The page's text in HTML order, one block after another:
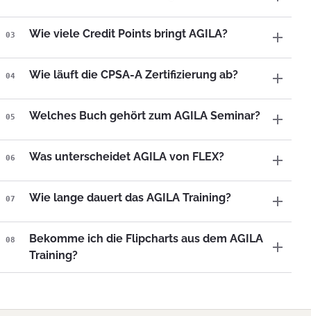
03 Wie viele Credit Points bringt AGILA?
04 Wie läuft die CPSA-A Zertifizierung ab?
05 Welches Buch gehört zum AGILA Seminar?
06 Was unterscheidet AGILA von FLEX?
07 Wie lange dauert das AGILA Training?
08
Bekomme ich die Flipcharts aus dem AGILA
Training?